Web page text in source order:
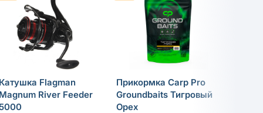
Катушка Flagman
Magnum River Feeder
Прикормка Carp Pro
Groundbaits Тигровый
Орех